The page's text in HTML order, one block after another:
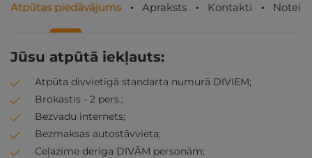
Atpūtas piedāvājums Apraksts Kontakti
Jūsu atpūtā iekļauts:
Atpūta divvietīgā standarta numurā DIVIEM;
Brokastis - 2 pers.;
Bezvadu internets;
Bezmaksas autostāvvieta;
Ceļazīme derīga DIVĀM personām;